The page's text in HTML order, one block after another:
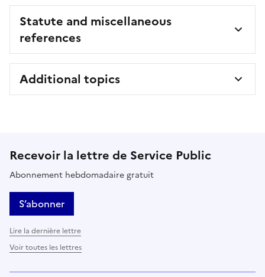
Statute and miscellaneous
references
Additional topics
Recevoir la lettre de Service Public
Abonnement hebdomadaire gratuit
S’abonner
Lire la dernière lettre
Voir toutes les lettres